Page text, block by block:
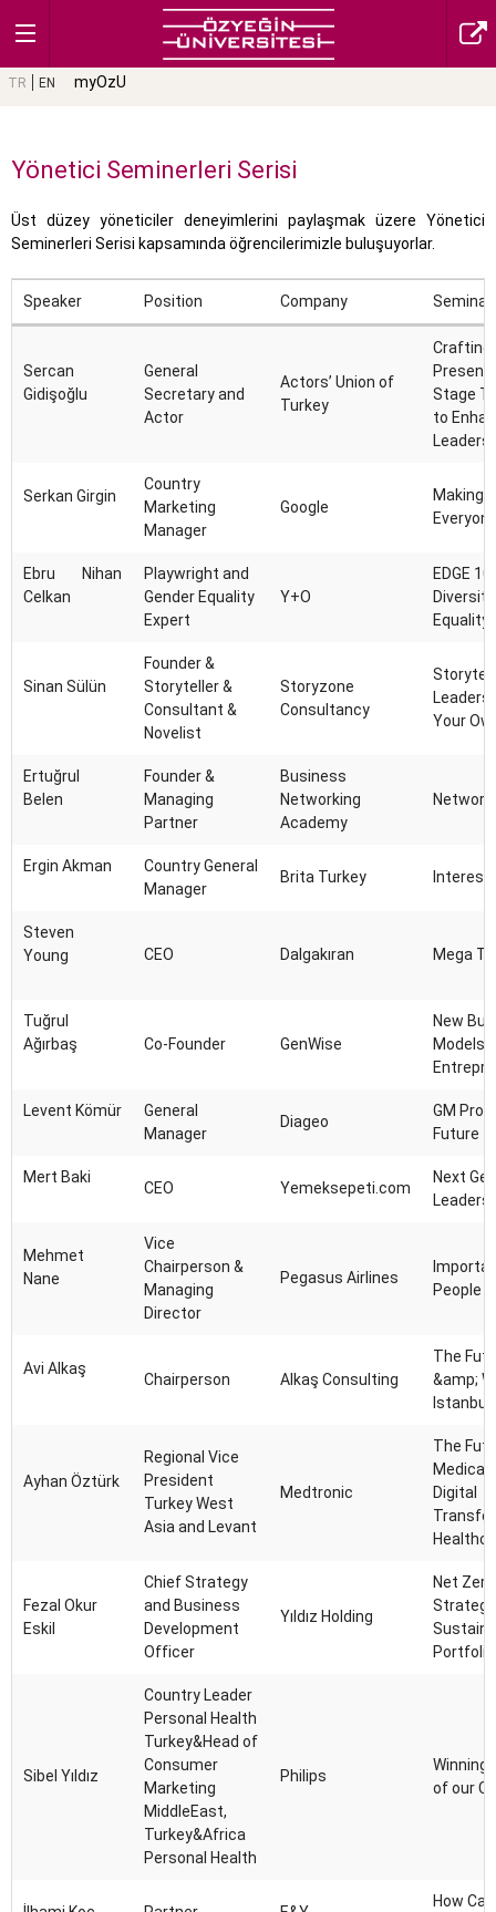
TR EN myOzU
Yönetici Seminerleri Serisi
Üst düzey yöneticiler deneyimlerini paylaşmak üzere Yönetici
Seminerleri Serisi kapsamında öğrencilerimizle buluşuyorlar.
Speaker Position Company
Sercan
Gidişoğlu
General
Secretary and
Actor
Actors’ Union of
Turkey
Crafting
Stage
to
Serkan Girgin
Country
Marketing
Manager
Google
Making
Ebru Nihan
Celkan
Playwright and
Gender Equality
Expert
Y+O
EDGE
Equality
Sinan Sülün
Founder &
Storyteller &
Consultant &
Novelist
Storyzone
Consultancy
Leaders
Your
Ertuğrul
Belen
Founder &
Managing
Partner
Business
Networking
Academy
Ergin Akman
Country General
Manager
Brita Turkey
Steven
Young
CEO Dalgakıran Mega
Tuğrul
Ağırbaş
Co-Founder GenWise
New
Models
Levent Kömür
General
Manager
Diageo
GM
Future
Mert Baki
CEO Yemeksepeti.com
Next
Mehmet
Nane
Vice
Chairperson &
Managing
Director
Pegasus Airlines
People
Avi Alkaş
Chairperson Alkaş Consulting
The
&amp;
Istanbul
Ayhan Öztürk
Regional Vice
President
Turkey West
Asia and Levant
Medtronic
The
Medical
Digital
Fezal Okur
Eskil
Chief Strategy
and Business
Development
Officer
Yıldız Holding
Net
Portfolio
Sibel Yıldız
Country Leader
Personal Health
Turkey&Head of
Consumer
Marketing
MiddleEast,
Turkey&Africa
Personal Health
Philips
Winning
of our
How